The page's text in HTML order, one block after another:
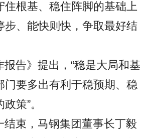
住根基、稳住阵脚的基础上
步、能快则快，争取最好结
报告》提出，“稳是大局和基
门要多出有利于稳预期、稳
策”。
结束，马钢集团董事长丁毅